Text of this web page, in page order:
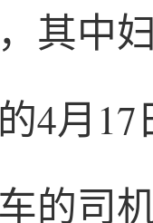
其中
4月
的司